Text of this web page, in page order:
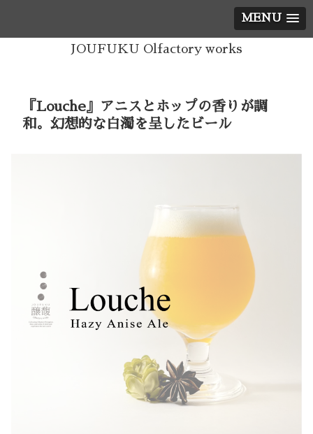
MENU
JOUFUKU Olfactory works
『Louche』アニスとホップの香りが調
和。幻想的な白濁を呈したビール